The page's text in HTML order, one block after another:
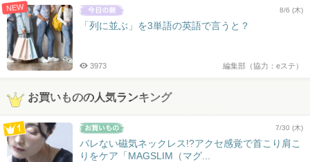
NEW 8/6 (木)
「列に並ぶ」を3単語の英語で言うと？
編集部（協力：eステ）
3973
お買いものの人気ランキング
7/30 (木)
バレない磁気ネックレス!?アクセ感覚で首こり肩こ
りをケア「MAGSLIM（マグ...